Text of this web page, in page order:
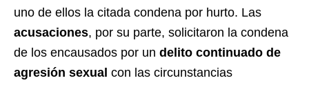
uno de ellos la citada condena por hurto. Las
acusaciones, por su parte, solicitaron la condena
de los encausados por un delito continuado de
agresión sexual con las circunstancias